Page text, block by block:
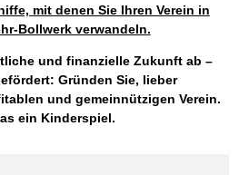
mit denen Sie Ihren Verein in
Bollwerk verwandeln.
und finanzielle Zukunft ab –
Gründen Sie, lieber
und gemeinnützigen Verein.
ein Kinderspiel.